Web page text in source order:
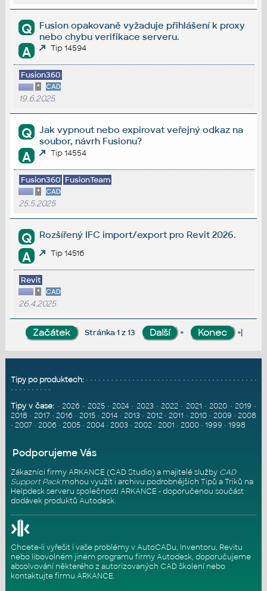
Q
Fusion opakovaně vyžaduje přihlášení k proxy
nebo chybu verifikace serveru.
A Tip 14594
Fusion360
* CAD
19.6.2025
Q
Jak vypnout nebo expirovat veřejný odkaz na
soubor, návrh Fusionu?
A Tip 14554
Fusion360 FusionTeam
* CAD
25.5.2025
Q Rozšířený IFC import/export pro Revit 2026.
A Tip 14516
Revit
* CAD
26.4.2025
Stránka 1 z 13 » »|
Tipy po produktech: • • • • • • • • • • • • • • • • • • • • • • • • • • • • • • • • • • • • • • • • •
• • • • • • • • • •
Tipy v čase: • 2026 • 2025•2024 • 2023•2022 • 2021 •2020 • 2019 •
2018 • 2017•2016 • 2015•2014 •2013 • 2012•2011 • 2010• 2009 •2008
• 2007• 2006• 2005• 2004• 2003• 2002• 2001 • 2000• 1999 • 1998
Podporujeme Vás
Zákazníci firmy ARKANCE (CAD Studio) a majitelé služby CAD
Support Packmohou využít i archivu podrobnějších Tipů a Triků na
Helpdesk serveru společnosti ARKANCE - doporučenou součást
dodávek produktů Autodesk.
Chcete-li vyřešit i vaše problémy v AutoCADu, Inventoru, Revitu
nebo libovolném jiném programu firmy Autodesk, doporučujeme
absolvování některého z autorizovaných CAD školenínebo
kontaktujte firmu ARKANCE.